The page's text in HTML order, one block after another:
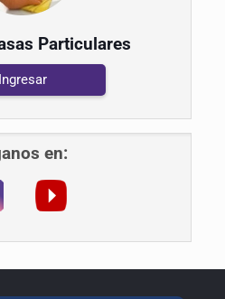
Particulares
Ingresar
en: